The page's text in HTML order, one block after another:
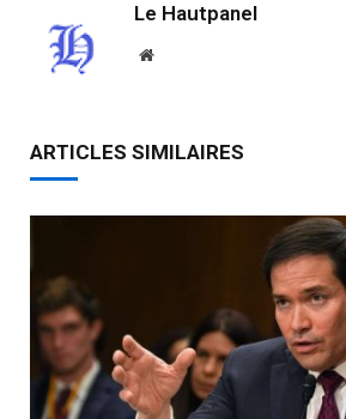
Le Hautpanel
Website
ARTICLES SIMILAIRES